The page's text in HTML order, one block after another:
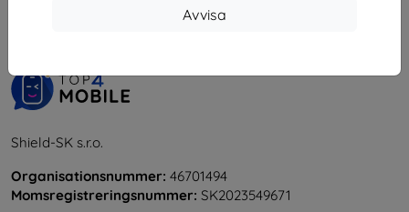
Avvisa
Shield-SK s.r.o.
Organisationsnummer: 46701494
Momsregistreringsnummer: SK2023549671